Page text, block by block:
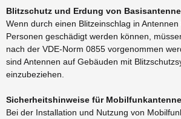
Blitzschutz und Erdung von
Wenn durch einen Blitzeinschlag in
Personen geschädigt werden können,
nach der VDE-Norm 0855 vorgenommen
sind Antennen auf Gebäuden mit
einzubeziehen.
Sicherheitshinweise für
Bei der Installation und Nutzung von